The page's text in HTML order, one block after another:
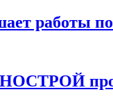
работы